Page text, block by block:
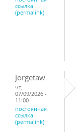
ссылка
(permalink)
Jorgetaw
чт,
07/09/2026 -
11:00
постоянная
ссылка
(permalink)